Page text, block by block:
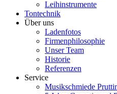
Leihinstrumente
Tontechnik
Über uns
Ladenfotos
Firmenphilosophie
Unser Team
Historie
Referenzen
Service
Musikschmiede